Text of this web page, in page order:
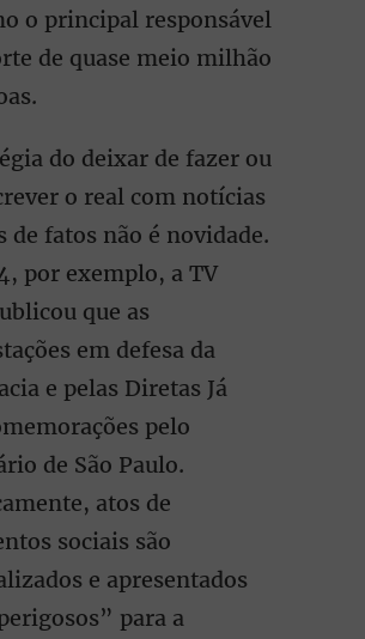
o principal responsável
de quase meio milhão
do deixar de fazer ou
o real com notícias
de fatos não é novidade.
por exemplo, a TV
que as
em defesa da
e pelas Diretas Já
pelo
de São Paulo.
atos de
sociais são
e apresentados
para a